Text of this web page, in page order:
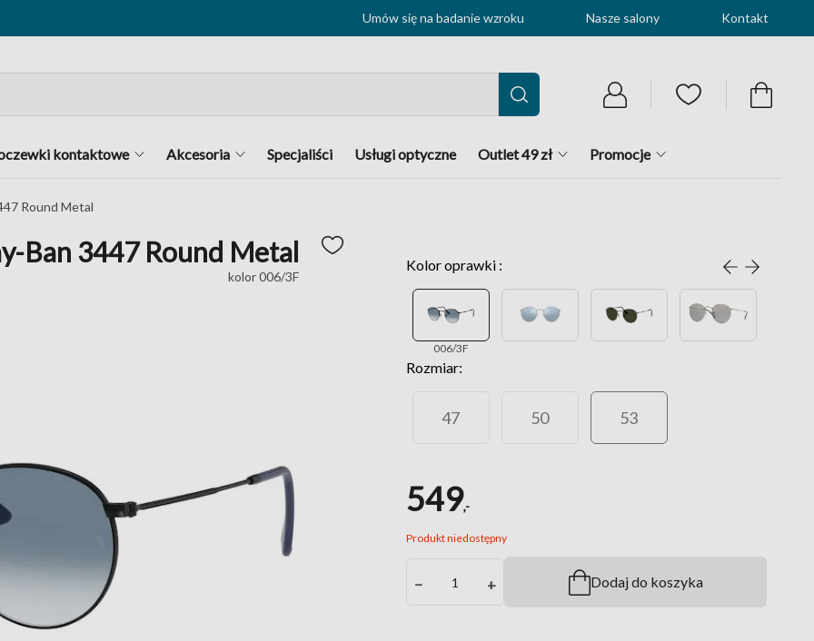
Umów się na badanie wzroku Nasze salony Kontakt
kontaktowe Akcesoria Specjaliści Usługi optyczne Outlet 49 zł Promocje
Round Metal
Ban 3447 Round Metal
kolor 006/3F
Kolor oprawki :
006/3F
Rozmiar:
47 50 53
549,-
Produkt niedostępny
− + Dodaj do koszyka